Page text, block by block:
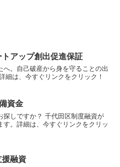
トアップ創出促進保証
。自己破産から身を守ることの出
細は、今すぐリンクをクリック！
資金
探しですか？ 千代田区制度融資が
。詳細は、今すぐリンクをクリッ
援融資